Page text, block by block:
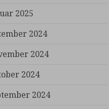
2025
2024
2024
2024
2024